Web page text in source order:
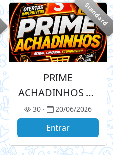
Standard
PRIME
ACHADINHOS 🛒
🔥🚨
30 · 20/06/2026
Entrar